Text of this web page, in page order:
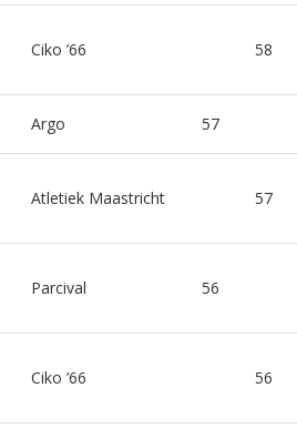
Ciko ’66 58
Argo 57
Atletiek Maastricht 57
Parcival 56
Ciko ’66 56